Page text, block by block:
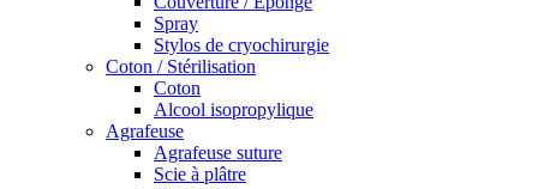
Spray
Stylos de cryochirurgie
Coton / Stérilisation
Coton
Alcool isopropylique
Agrafeuse
Agrafeuse suture
Scie à plâtre